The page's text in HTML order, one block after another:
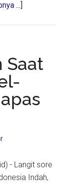
...]
Praktik
Oknum
KBIHU
Saat
- Langit sore
Indah,